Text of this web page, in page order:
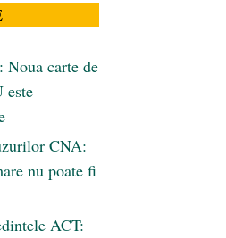
carte de
este
CNA:
nu poate fi
ACT: